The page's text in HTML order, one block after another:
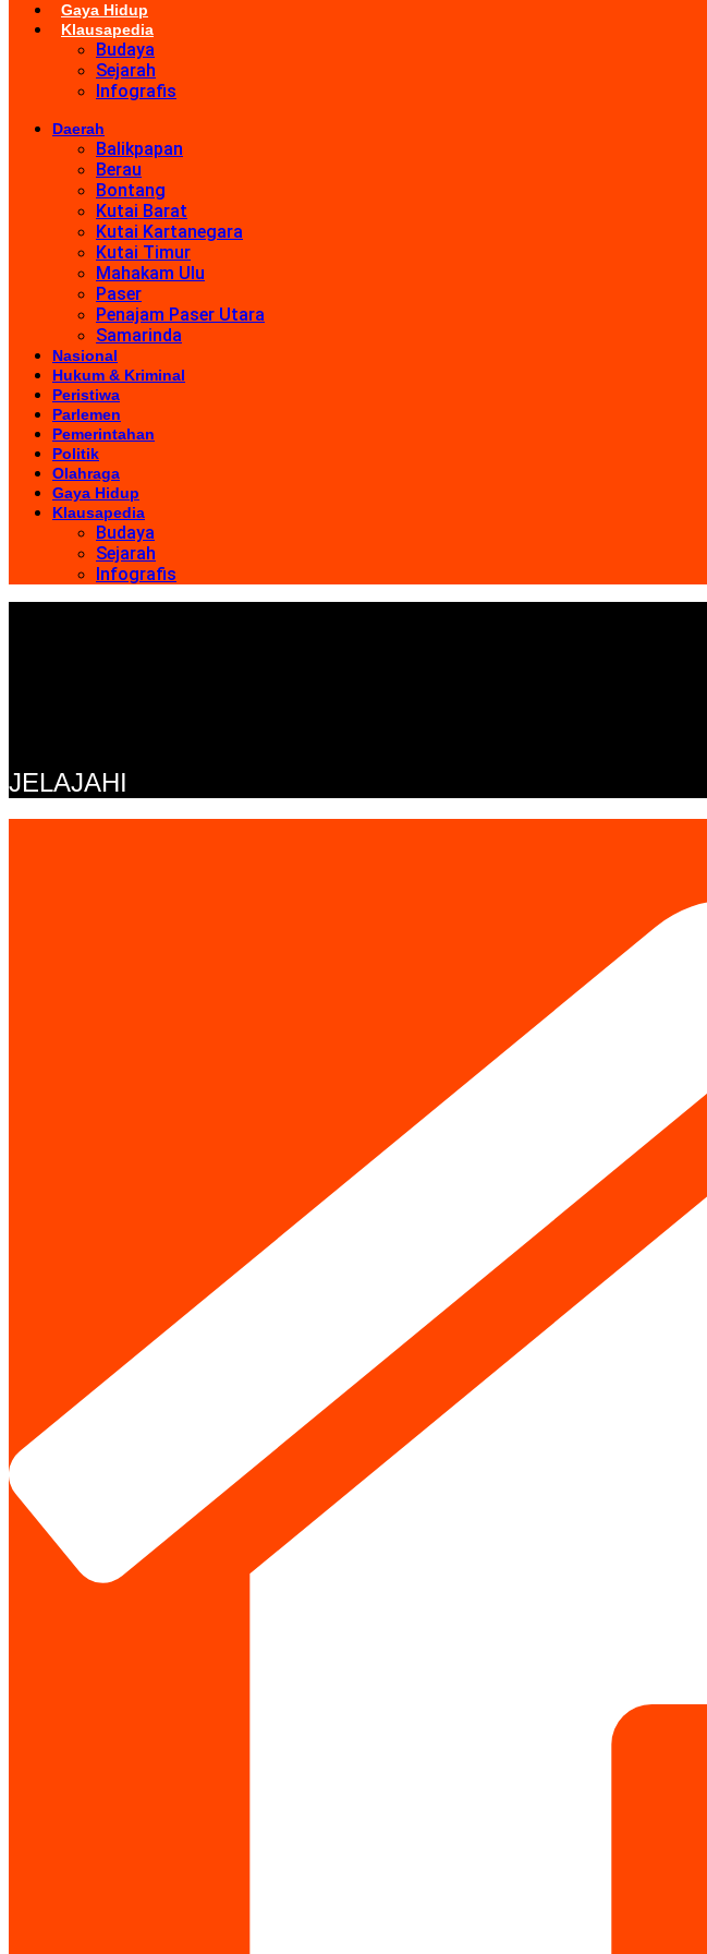
Gaya Hidup
Klausapedia
Budaya
Sejarah
Infografis
Daerah
Balikpapan
Berau
Bontang
Kutai Barat
Kutai Kartanegara
Kutai Timur
Mahakam Ulu
Paser
Penajam Paser Utara
Samarinda
Nasional
Hukum & Kriminal
Peristiwa
Parlemen
Pemerintahan
Politik
Olahraga
Gaya Hidup
Klausapedia
Budaya
Sejarah
Infografis
JELAJAHI